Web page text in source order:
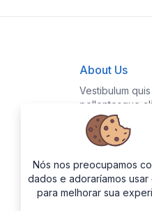
About Us
Vestibulum
pellentesque
Fusce nibh
feugiat
Nós nos preocupamos
dados e adoraríamos usar
para melhorar sua